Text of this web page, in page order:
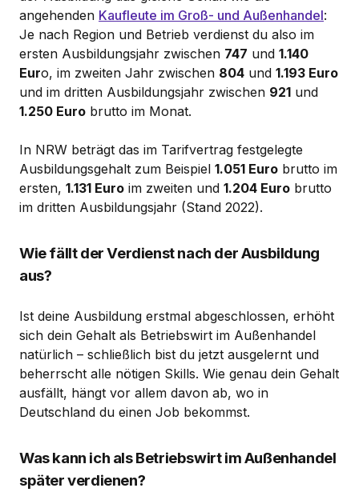
angehenden Kaufleute im Groß- und Außenhandel:
Je nach Region und Betrieb verdienst du also im
ersten Ausbildungsjahr zwischen 747 und 1.140
Euro, im zweiten Jahr zwischen 804 und 1.193 Euro
und im dritten Ausbildungsjahr zwischen 921 und
1.250 Euro brutto im Monat.
In NRW beträgt das im Tarifvertrag festgelegte
Ausbildungsgehalt zum Beispiel 1.051 Euro brutto im
ersten, 1.131 Euro im zweiten und 1.204 Euro brutto
im dritten Ausbildungsjahr (Stand 2022).
Wie fällt der Verdienst nach der Ausbildung
aus?
Ist deine Ausbildung erstmal abgeschlossen, erhöht
sich dein Gehalt als Betriebswirt im Außenhandel
natürlich – schließlich bist du jetzt ausgelernt und
beherrscht alle nötigen Skills. Wie genau dein Gehalt
ausfällt, hängt vor allem davon ab, wo in
Deutschland du einen Job bekommst.
Was kann ich als Betriebswirt im Außenhandel
später verdienen?